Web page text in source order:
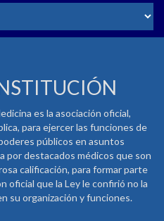
es la asociación oficial,
para ejercer las funciones de
públicos en asuntos
por destacados médicos que son
calificación, para formar parte
oficial que la Ley le confirió no la
su organización y funciones.